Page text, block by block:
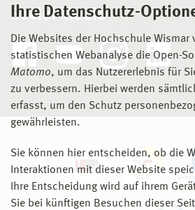
Ihre Datenschutz-
Die Websites der Hochschule Wismar
statistischen Webanalyse die Open-
Matomo, um das Nutzererlebnis für
zu verbessern. Hierbei werden
erfasst, um den Schutz
gewährleisten.
Sie können hier entscheiden, ob die
Interaktionen mit dieser Website
Ihre Entscheidung wird auf ihrem
Sie bei künftigen Besuchen dieser
Social Media